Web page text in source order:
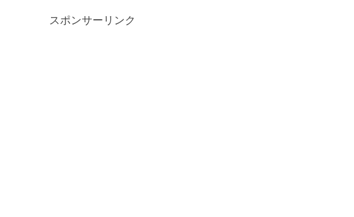
スポンサーリンク